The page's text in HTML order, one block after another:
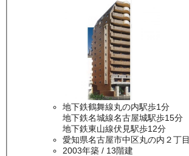
地下鉄鶴舞線丸の内駅歩1分
地下鉄名城線名古屋城駅歩15分
地下鉄東山線伏見駅歩12分
愛知県名古屋市中区丸の内２丁目
2003年築/ 13階建